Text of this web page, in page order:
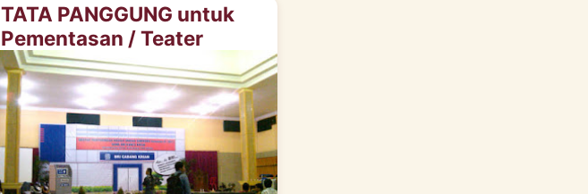
TATA PANGGUNG untuk
Pementasan / Teater